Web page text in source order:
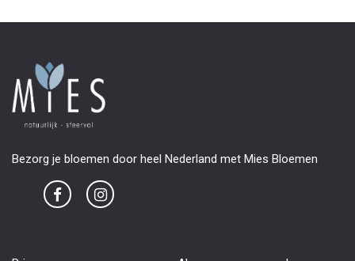
Bezorg je bloemen door heel Nederland met Mies Bloemen